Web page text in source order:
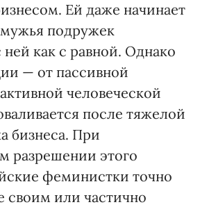
Ей даже начинает
мужья подружек
ней как с равной. Однако
— от пассивной
человеческой
после тяжелой
бизнеса. При
разрешении этого
феминистки точно
своим или частично